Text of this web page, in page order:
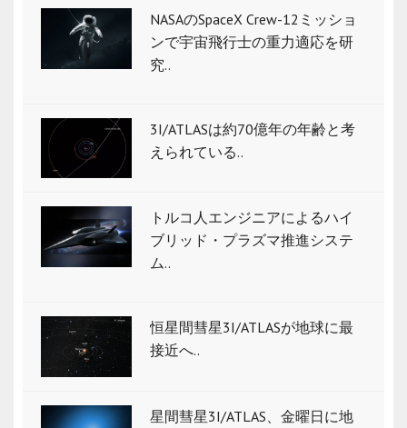
NASAのSpaceX Crew-12ミッショ
ンで宇宙飛行士の重力適応を研
究..
3I/ATLASは約70億年の年齢と考
えられている..
トルコ人エンジニアによるハイ
ブリッド・プラズマ推進システ
ム..
恒星間彗星3I/ATLASが地球に最
接近へ..
星間彗星3I/ATLAS、金曜日に地